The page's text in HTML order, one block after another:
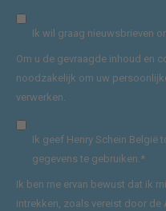
Ik wil graag nieuwsbrieven
Om u de gevraagde inhoud en
noodzakelijk om uw
verwerken.
Ik geef Henry Schein
gegevens te gebruiken.*
Ik ben me ervan bewust dat ik
intrekken, zoals vereist door de